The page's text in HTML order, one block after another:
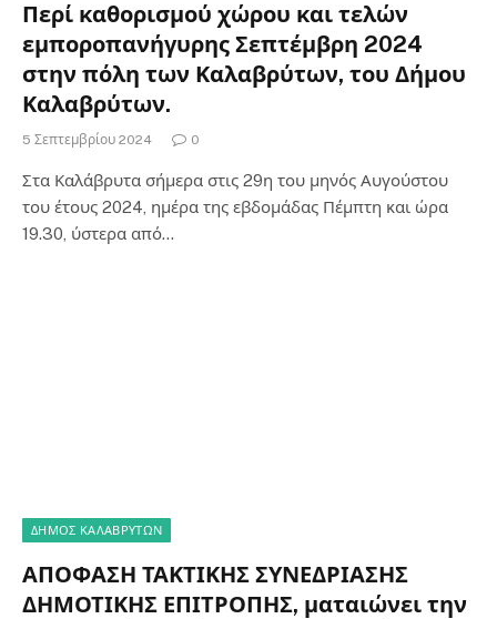
Περί καθορισμού χώρου και τελών
εμποροπανήγυρης Σεπτέμβρη 2024
στην πόλη των Καλαβρύτων, του Δήμου
Καλαβρύτων.
5 Σεπτεμβρίου 2024 0
Στα Καλάβρυτα σήμερα στις 29η του μηνός Αυγούστου
του έτους 2024, ημέρα της εβδομάδας Πέμπτη και ώρα
19.30, ύστερα από…
ΔΗΜΟΣ ΚΑΛΑΒΡΥΤΩΝ
ΑΠΟΦΑΣΗ ΤΑΚΤΙΚΗΣ ΣΥΝΕΔΡΙΑΣΗΣ
ΔΗΜΟΤΙΚΗΣ ΕΠΙΤΡΟΠΗΣ, ματαιώνει την